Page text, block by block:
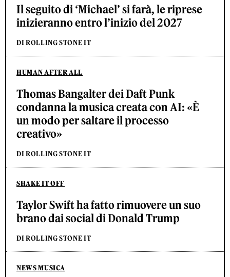
Il seguito di ‘Michael’ si farà, le riprese
inizieranno entro l’inizio del 2027
DI ROLLING STONE IT
HUMAN AFTER ALL
Thomas Bangalter dei Daft Punk
condanna la musica creata con AI: «È
un modo per saltare il processo
creativo»
DI ROLLING STONE IT
SHAKE IT OFF
Taylor Swift ha fatto rimuovere un suo
brano dai social di Donald Trump
DI ROLLING STONE IT
NEWS MUSICA